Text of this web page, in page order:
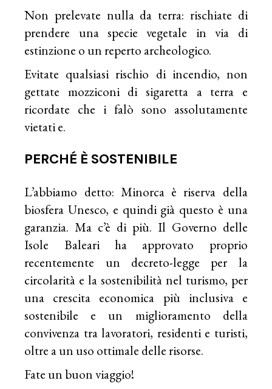
Non prelevate nulla da terra: rischiate di
prendere una specie vegetale in via di
estinzione o un reperto archeologico.
Evitate qualsiasi rischio di incendio, non
gettate mozziconi di sigaretta a terra e
ricordate che i falò sono assolutamente
vietati e.
PERCHÉ È SOSTENIBILE
L’abbiamo detto: Minorca è riserva della
biosfera Unesco, e quindi già questo è una
garanzia. Ma c’è di più. Il Governo delle
Isole Baleari ha approvato proprio
recentemente un decreto-legge per la
circolarità e la sostenibilità nel turismo, per
una crescita economica più inclusiva e
sostenibile e un miglioramento della
convivenza tra lavoratori, residenti e turisti,
oltre a un uso ottimale delle risorse.
Fate un buon viaggio!